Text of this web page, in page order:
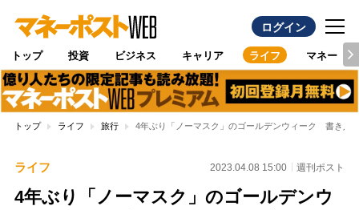
ログイン
トップ 投資 ビジネス キャリア ライフ マネー
トップ ライフ 旅行 4年ぶり「ノーマスク」のゴールデンウィーク 書き入
ライフ 2023.04.08 15:00 週刊ポスト
4年ぶり「ノーマスク」のゴールデンウ